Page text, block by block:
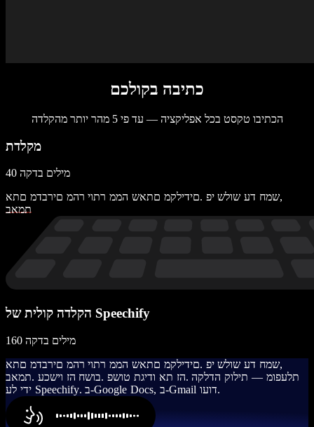
כתיבה בקולכם
הכתיבו טקסט בכל אפליקציה — עד פי 5 מהר יותר מהקלדה
מקלדת
40 מילים בדקה
אתם מדברים מהר יותר ממה שאתם מקלידים. פי שלוש עד חמש,
באמת
הקלדה קולית של Speechify
160 מילים בדקה
אתם מדברים מהר יותר ממה שאתם מקלידים. פי שלוש עד חמש,
באמת. עכשיו זה חשוב. פשוט תגידו את זה. הקלדה קולית — מופעלת
על ידי Speechify. ב-Google Docs, ב-Gmail ועוד.